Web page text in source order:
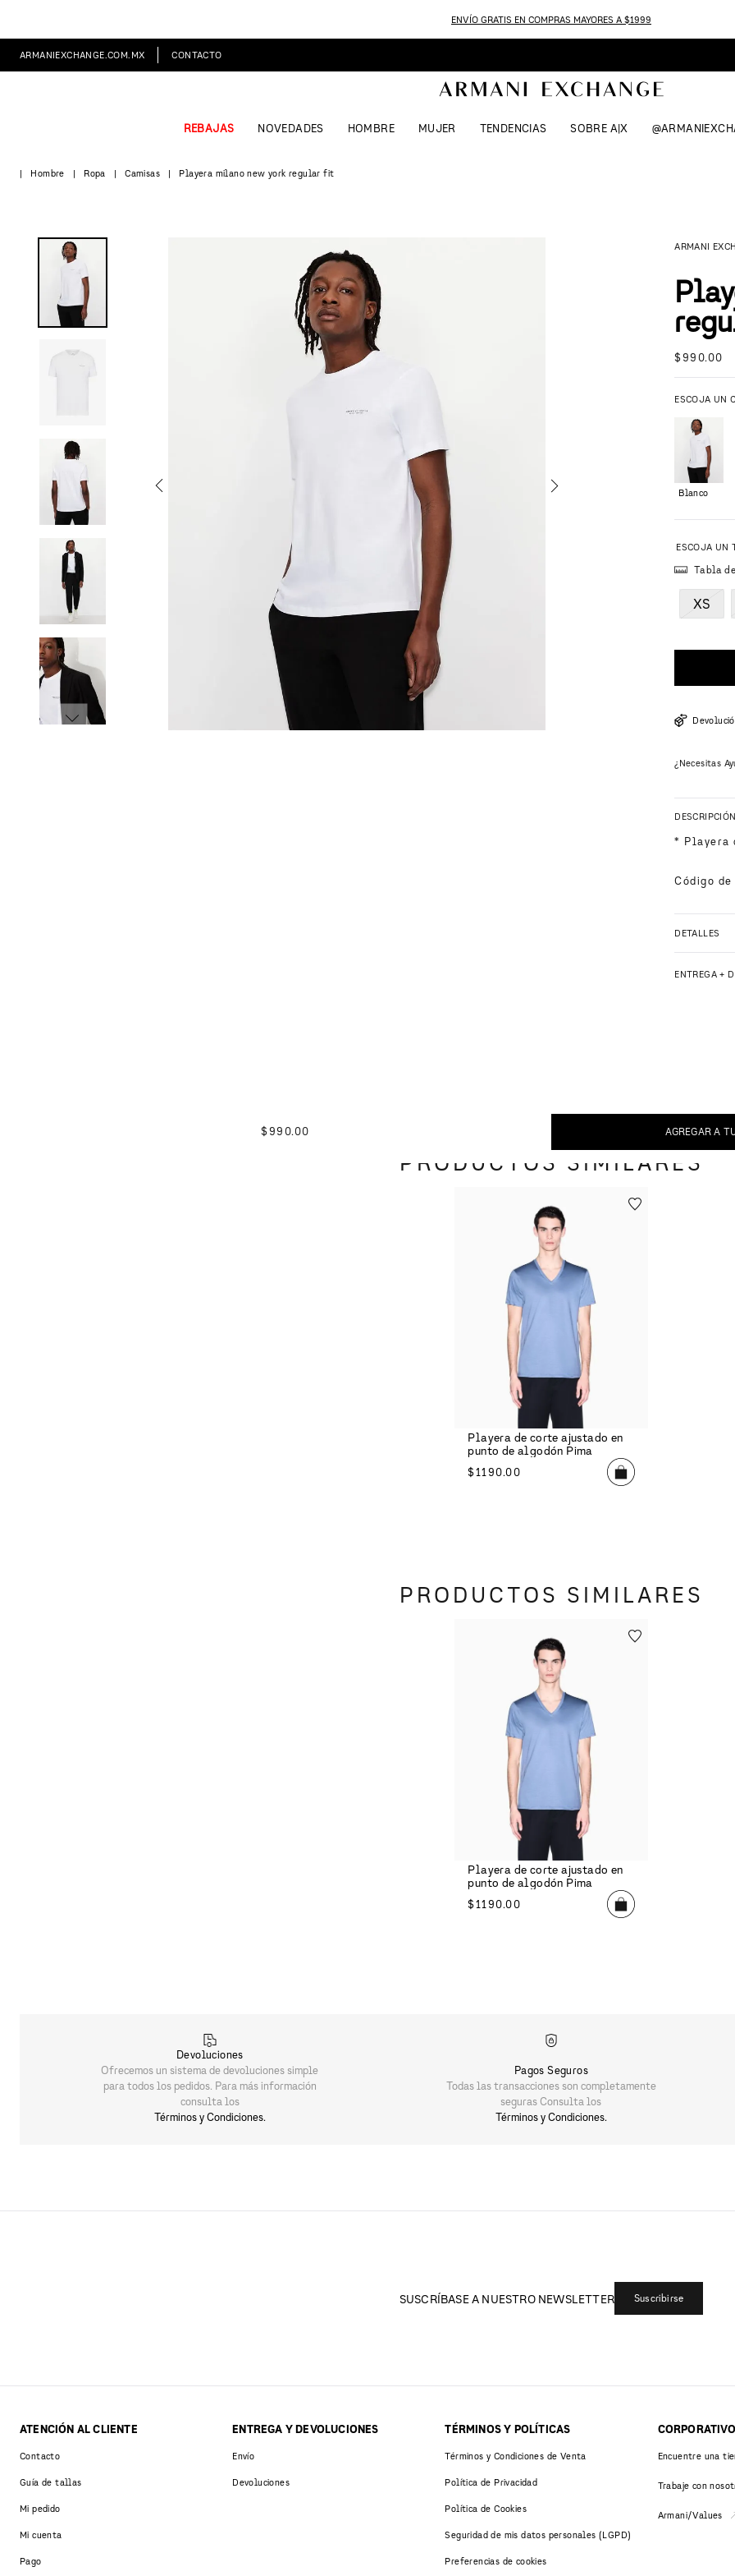
ENVÍO GRATIS EN COMPRAS MAYORES A $1999
ARMANIEXCHANGE.COM.MX CONTACTO
REBAJAS NOVEDADES HOMBRE MUJER TENDENCIAS SOBRE A|X
Hombre Ropa Camisas Playera milano new york regular fit
ARMANI
$ 990.00
ESCOJA UN
Blanco
Tabla
XS
¿Necesitas
DESCRIPCIÓN
* Playera
Código
DETALLES
ENTREGA +
$ 990.00 AGREGAR A
PRODUCTOS SIMILARES
Playera de corte ajustado en
punto de algodón Pima
$1190.00
PRODUCTOS SIMILARES
Playera de corte ajustado en
punto de algodón Pima
$1190.00
Devoluciones
Ofrecemos un sistema de devoluciones simple
para todos los pedidos. Para más información
consulta los
Términos y Condiciones.
Pagos Seguros
Todas las transacciones son completamente
seguras Consulta los
Términos y Condiciones.
SUSCRÍBASE A NUESTRO NEWSLETTER Suscribirse
ATENCIÓN AL CLIENTE
Contacto
Guía de tallas
Mi pedido
Mi cuenta
Pago
ENTREGA Y DEVOLUCIONES
Envío
Devoluciones
TÉRMINOS Y POLÍTICAS
Términos y Condiciones de Venta
Política de Privacidad
Política de Cookies
Seguridad de mis datos personales (LGPD)
Preferencias de cookies
CORPORATIVO
Encuentre una
Trabaje con
Armani/Values